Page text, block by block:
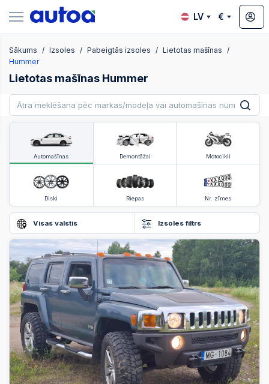
LV €
Sākums Izsoles Pabeigtās izsoles
Lietotas mašīnas
Hummer
Lietotas mašīnas Hummer
Automašīnas Demontāžai Motocikli
Diski Riepas Nr. zīmes
Visas valstis Izsoles filtrs